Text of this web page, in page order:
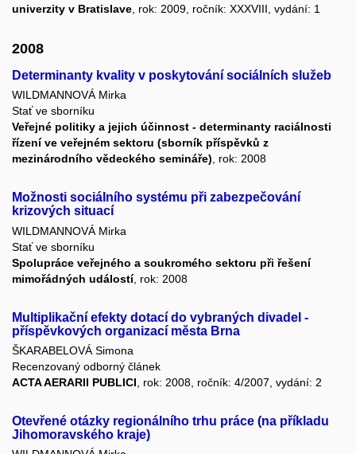
univerzity v Bratislave , rok: 2009, ročník: XXXVIII, vydání: 1
2008
Determinanty kvality v poskytování sociálních služeb
WILDMANNOVÁ Mirka
Stať ve sborníku
Veřejné politiky a jejich účinnost - determinanty raciálnosti
řízení ve veřejném sektoru (sborník příspěvků z
mezinárodního vědeckého semináře), rok: 2008
Možnosti sociálního systému při zabezpečování
krizových situací
WILDMANNOVÁ Mirka
Stať ve sborníku
Spolupráce veřejného a soukromého sektoru při řešení
mimořádných událostí, rok: 2008
Multiplikační efekty dotací do vybraných divadel -
příspěvkových organizací města Brna
ŠKARABELOVÁ Simona
Recenzovaný odborný článek
ACTA AERARII PUBLICI , rok: 2008, ročník: 4/2007, vydání: 2
Otevřené otázky regionálního trhu práce (na příkladu
Jihomoravského kraje)